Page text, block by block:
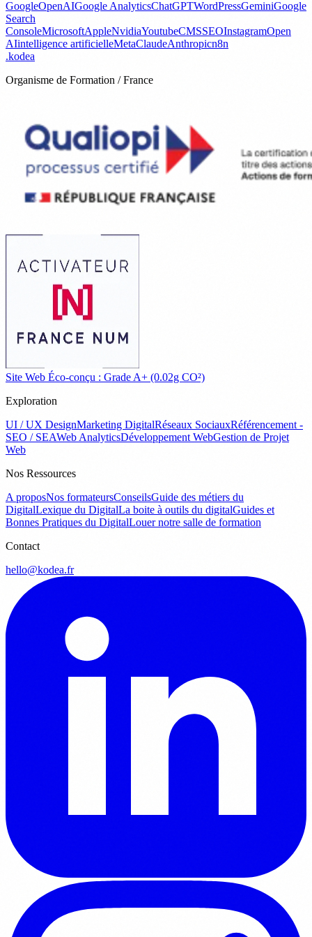
GoogleOpenAIGoogle AnalyticsChatGPTWordPressGeminiGoogle
Search
ConsoleMicrosoftAppleNvidiaYoutubeCMSSEOInstagramOpen
AIintelligence artificielleMetaClaudeAnthropicn8n
.kodea
Organisme de Formation / France
Site Web Éco-conçu : Grade A+ (0.02g CO²)
Exploration
UI / UX DesignMarketing DigitalRéseaux SociauxRéférencement -
SEO / SEAWeb AnalyticsDéveloppement WebGestion de Projet
Web
Nos Ressources
A proposNos formateursConseilsGuide des métiers du
DigitalLexique du DigitalLa boite à outils du digitalGuides et
Bonnes Pratiques du DigitalLouer notre salle de formation
Contact
hello@kodea.fr